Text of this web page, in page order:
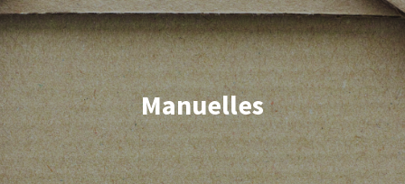
Manuelles